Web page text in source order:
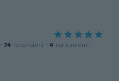
· 74 recensioni · 4 caricamenti